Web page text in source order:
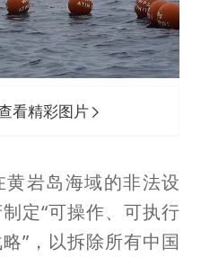
看精彩图片
岩岛海域的非法设
定“可操作、可执行
”，以拆除所有中国